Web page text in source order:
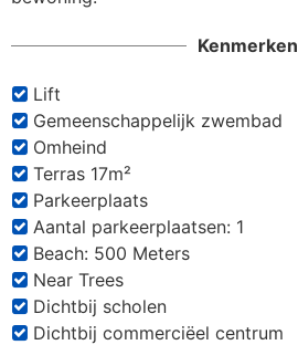
Kenmerken
Lift
Gemeenschappelijk zwembad
Omheind
Terras 17m²
Parkeerplaats
Aantal parkeerplaatsen: 1
Beach: 500 Meters
Near Trees
Dichtbij scholen
Dichtbij commerciëel centrum